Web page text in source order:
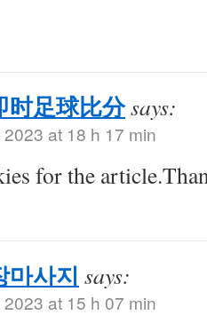
时足球比分says:
at 18 h 17 min
for the
마사지 says:
at 15 h 07 min